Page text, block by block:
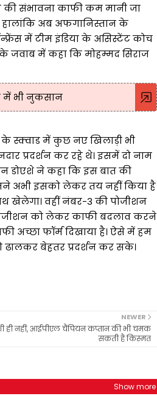
संभावना काफी कम मानी जा
अब अफगानिस्तान के
में टीम इंडिया के असिस्टेंट कोच
में कहा कि मोहम्मद सिराज
में भी नुकसान
स्क्वाड में कुछ नए खिलाड़ी भी
प्रदर्शन कर रहे थे। इसमें दो नाम
डोएशे ने कहा कि इस बात की
अभी इसको लेकर तय नहीं किया है
खेलेगा। वहीं नंबर-3 की पोजीशन
को लेकर काफी बदलाव करने
अच्छा फॉर्म दिखाया है। ऐसे में हम
बेहतर प्रदर्शन कर सके।
NEWER
ही नहीं, आईपीएल चैंपियन कप्तान की भी चमक
सकती है किस्मत
Show more